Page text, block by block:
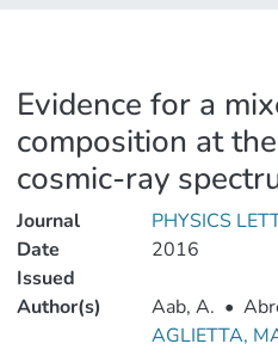
Evidence for a
composition at
cosmic-ray
Journal
PHYSICS
Date
Issued
2016
Author(s) Aab, A. •
AGLIETTA,